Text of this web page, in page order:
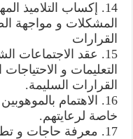
14. إكساب التلاميذ
المشكلات و مواجهة
القرارات
15. عقد الاجتماعات
التعليمات و
القرارات السليمة.
16. الاهتمام
خاصة لرعايتهم.
17. معرفة حاجات و